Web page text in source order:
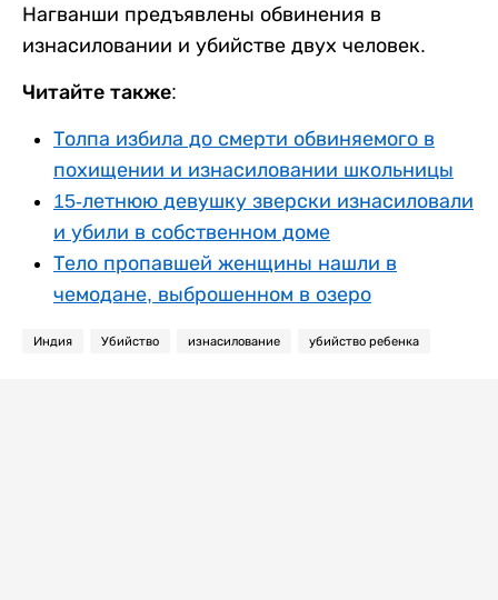
Нагванши предъявлены обвинения в
изнасиловании и убийстве двух человек.
Читайте также:
Толпа избила до смерти обвиняемого в
похищении и изнасиловании школьницы
15-летнюю девушку зверски изнасиловали
и убили в собственном доме
Тело пропавшей женщины нашли в
чемодане, выброшенном в озеро
Индия Убийство изнасилование убийство ребенка